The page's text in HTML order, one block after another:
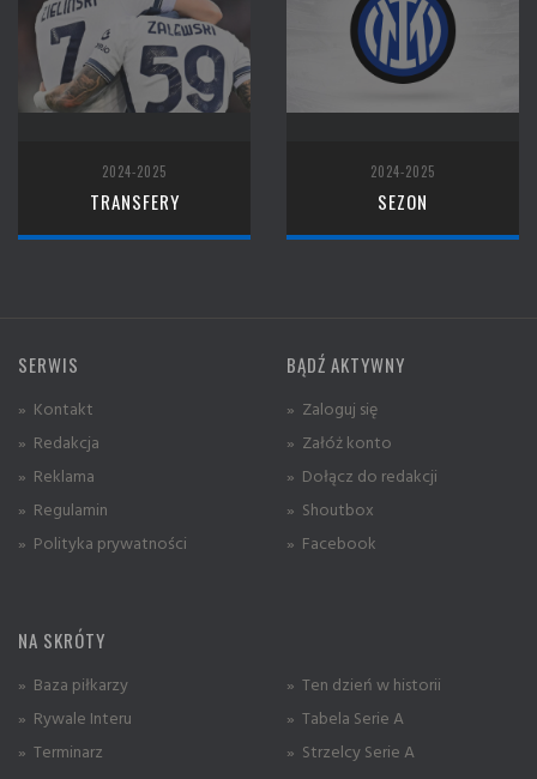
2024-2025
TRANSFERY
2024-2025
SEZON
SERWIS
» Kontakt
» Redakcja
» Reklama
» Regulamin
» Polityka prywatności
BĄDŹ AKTYWNY
» Zaloguj się
» Załóż konto
» Dołącz do redakcji
» Shoutbox
» Facebook
NA SKRÓTY
» Baza piłkarzy
» Rywale Interu
» Terminarz
» Ten dzień w historii
» Tabela Serie A
» Strzelcy Serie A